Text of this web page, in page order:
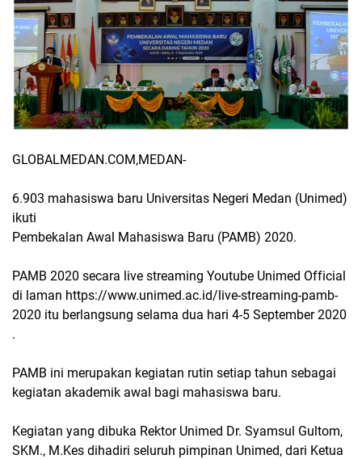
GLOBALMEDAN.COM,MEDAN-
6.903 mahasiswa baru Universitas Negeri Medan (Unimed)
ikuti
Pembekalan Awal Mahasiswa Baru (PAMB) 2020.
PAMB 2020 secara live streaming Youtube Unimed Official
di laman https://www.unimed.ac.id/live-streaming-pamb-
2020 itu berlangsung selama dua hari 4-5 September 2020
.
PAMB ini merupakan kegiatan rutin setiap tahun sebagai
kegiatan akademik awal bagi mahasiswa baru.
Kegiatan yang dibuka Rektor Unimed Dr. Syamsul Gultom,
SKM., M.Kes dihadiri seluruh pimpinan Unimed, dari Ketua